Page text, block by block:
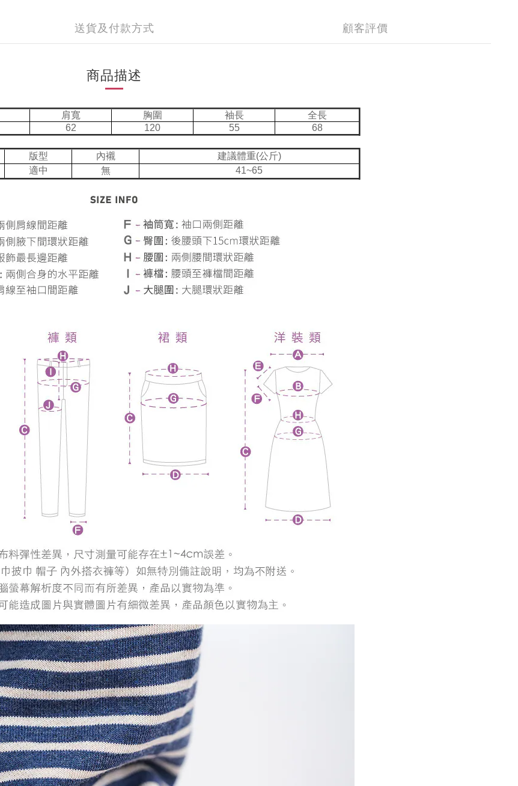
送貨及付款方式 顧客評價
商品描述
肩寬 胸圍 袖長
全長
62 120 55 68
版型 內襯
建議體重(公斤)
適中 無 41~65